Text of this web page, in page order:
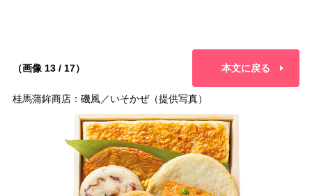
（画像 13 / 17） 本文に戻る
桂馬蒲鉾商店：磯風／いそかぜ（提供写真）